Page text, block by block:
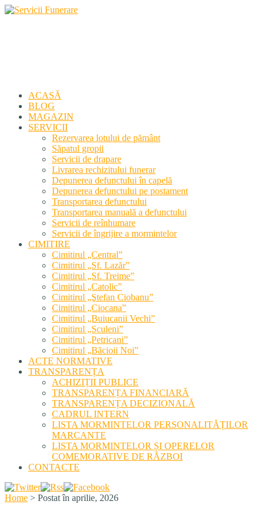
ACASĂ
BLOG
MAGAZIN
SERVICII
Rezervarea lotului de pământ
Săpatul gropii
Servicii de drapare
Livrarea rechizitului funerar
Depunerea defunctului în capelă
Depunerea defunctului pe postament
Transportarea defunctului
Transportarea manuală a defunctului
Servicii de reînhumare
Servicii de îngrijire a mormintelor
CIMITIRE
Cimitirul „Central”
Cimitirul „Sf. Lazăr”
Cimitirul „Sf. Treime”
Cimitirul „Catolic”
Cimitirul „Ştefan Ciobanu”
Cimitirul „Ciocana”
Cimitirul „Buiucanii Vechi”
Cimitirul „Sculeni”
Cimitirul „Petricani”
Cimitirul „Băcioii Noi”
ACTE NORMATIVE
TRANSPARENȚA
ACHIZIȚII PUBLICE
TRANSPARENȚA FINANCIARĂ
TRANSPARENȚA DECIZIONALĂ
CADRUL INTERN
LISTA MORMINTELOR PERSONALITĂȚILOR
MARCANTE
LISTA MORMINTELOR ȘI OPERELOR
COMEMORATIVE DE RĂZBOI
CONTACTE
Home > Postat în aprilie, 2026